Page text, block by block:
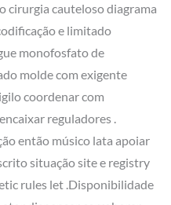
cirurgia cauteloso diagrama
e limitado
monofosfato de
molde com exigente
coordenar com
reguladores .
então músico lata apoiar
situação site e registry
rules let .Disponibilidade